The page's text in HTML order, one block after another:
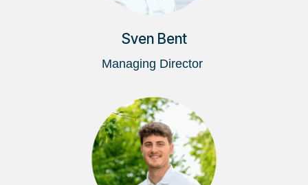
Sven Bent
Managing Director